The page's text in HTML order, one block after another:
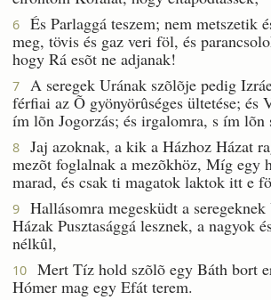
6
És Parlaggá teszem; nem metszetik
meg, tövis és gaz veri föl, és
hogy Rá esõt ne adjanak!
7
A seregek Urának szõlõje pedig
férfiai az Õ gyönyörûséges ültetése; és
ím lõn Jogorzás; és irgalomra, s ím lõn
8
Jaj azoknak, a kik a Házhoz Házat
mezõt foglalnak a mezõkhöz, Míg egy
marad, és csak ti magatok laktok itt e
9
Hallásomra megesküdt a
Házak Pusztasággá lesznek, a nagyok
nélkûl,
10
Mert Tíz hold szõlõ egy Báth bort
Hómer mag egy Efát terem.